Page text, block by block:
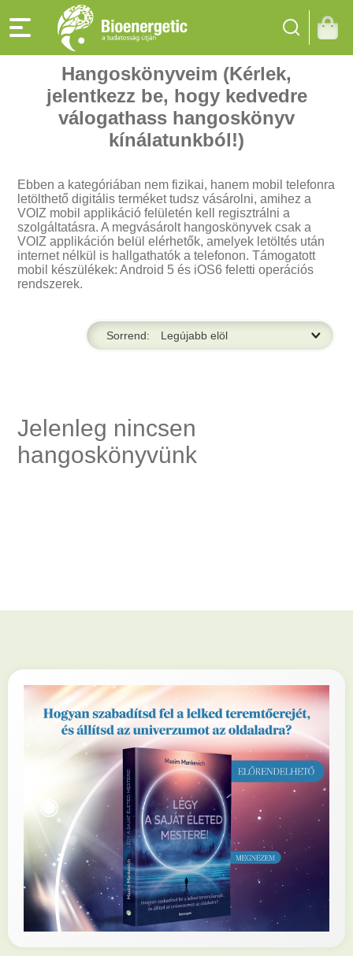
Hangoskönyveim (Kérlek,
jelentkezz be, hogy kedvedre
válogathass hangoskönyv
kínálatunkból!)
Ebben a kategóriában nem fizikai, hanem mobil telefonra
letölthető digitális terméket tudsz vásárolni, amihez a
VOIZ mobil applikáció felületén kell regisztrálni a
szolgáltatásra. A megvásárolt hangoskönyvek csak a
VOIZ applikáción belül elérhetők, amelyek letöltés után
internet nélkül is hallgathatók a telefonon. Támogatott
mobil készülékek: Android 5 és iOS6 feletti operációs
rendszerek.
Sorrend:
Jelenleg nincsen
hangoskönyvünk